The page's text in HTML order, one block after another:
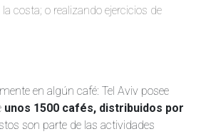
costa; o realizando ejercicios de
en algún café: Tel Aviv posee
unos 1500 cafés, distribuidos por
son parte de las actividades